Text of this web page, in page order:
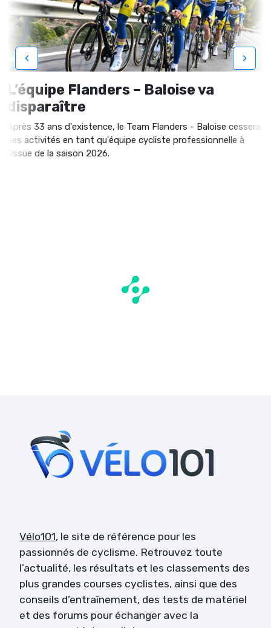
L’équipe Flanders – Baloise va
disparaître
Après 33 ans d'existence, le Team Flanders - Baloise cessera
ses activités en tant qu'équipe cycliste professionnelle à
l'issue de la saison 2026.
‹ ›
Vélo101, le site de référence pour les
passionnés de cyclisme. Retrouvez toute
l’actualité, les résultats et les classements des
plus grandes courses cyclistes, ainsi que des
conseils d’entraînement, des tests de matériel
et des forums pour échanger avec la